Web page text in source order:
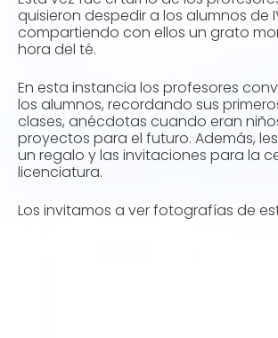
quisieron despedir a los alumnos de
compartiendo con ellos un grato
hora del té.
En esta instancia los profesores
los alumnos, recordando sus
clases, anécdotas cuando eran
proyectos para el futuro. Además,
un regalo y las invitaciones para la
licenciatura.
Los invitamos a ver fotografías de